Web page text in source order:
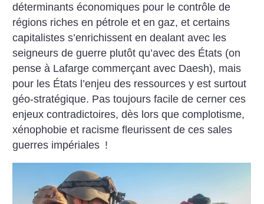
déterminants économiques pour le contrôle de
régions riches en pétrole et en gaz, et certains
capitalistes s’enrichissent en dealant avec les
seigneurs de guerre plutôt qu’avec des États (on
pense à Lafarge commerçant avec Daesh), mais
pour les États l’enjeu des ressources y est surtout
géo-stratégique. Pas toujours facile de cerner ces
enjeux contradictoires, dès lors que complotisme,
xénophobie et racisme fleurissent de ces sales
guerres impériales !